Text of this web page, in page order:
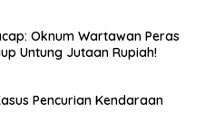
Oknum Wartawan Peras
Untung Jutaan Rupiah!
Pencurian Kendaraan